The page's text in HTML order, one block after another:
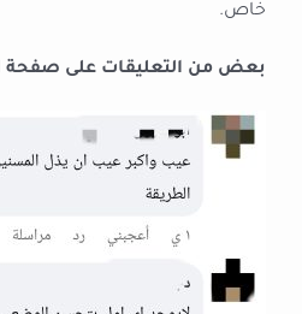
خاص.
بعض من التعليقات على صفحة